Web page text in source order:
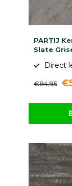
PARTIJ
Slate
Direct
€84,95